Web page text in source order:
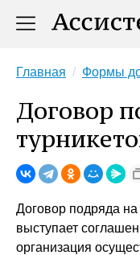
Главная Формы
Договор
Договор подряда на
выступает
организация